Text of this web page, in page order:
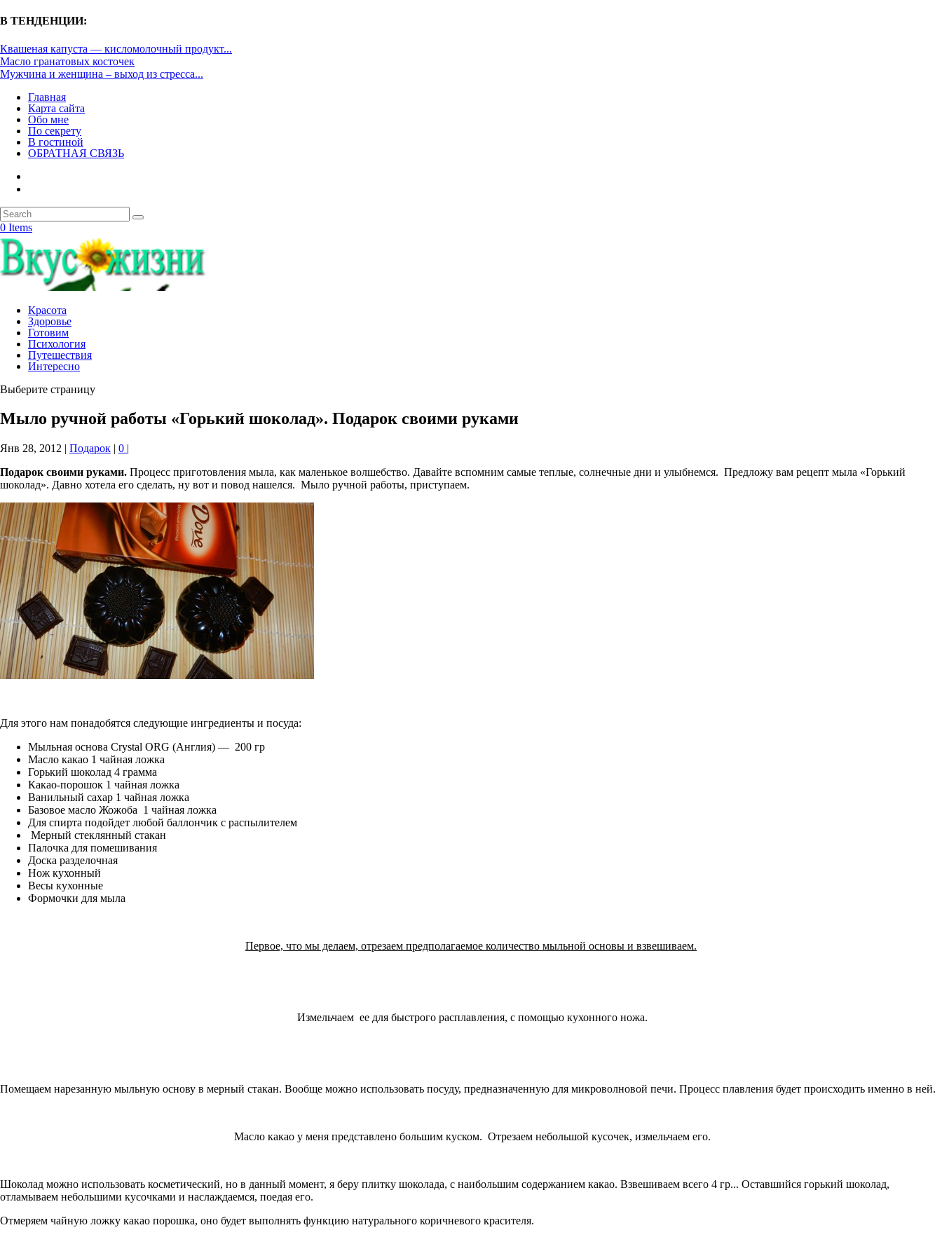
В ТЕНДЕНЦИИ:
Квашеная капуста — кисломолочный продукт...
Масло гранатовых косточек
Мужчина и женщина – выход из стресса...
Главная
Карта сайта
Обо мне
По секрету
В гостиной
ОБРАТНАЯ СВЯЗЬ
0 Items
Красота
Здоровье
Готовим
Психология
Путешествия
Интересно
Выберите страницу
Мыло ручной работы «Горький шоколад». Подарок своими руками
Янв 28, 2012 | Подарок | 0 |
Подарок своими руками. Процесс приготовления мыла, как маленькое волшебство. Давайте вспомним самые теплые, солнечные дни и улыбнемся. Предложу вам рецепт мыла «Горький
шоколад». Давно хотела его сделать, ну вот и повод нашелся. Мыло ручной работы, приступаем.
Для этого нам понадобятся следующие ингредиенты и посуда:
Мыльная основа Crystal ORG (Англия) — 200 гр
Масло какао 1 чайная ложка
Горький шоколад 4 грамма
Какао-порошок 1 чайная ложка
Ванильный сахар 1 чайная ложка
Базовое масло Жожоба 1 чайная ложка
Для спирта подойдет любой баллончик с распылителем
Мерный стеклянный стакан
Палочка для помешивания
Доска разделочная
Нож кухонный
Весы кухонные
Формочки для мыла
Первое, что мы делаем, отрезаем предполагаемое количество мыльной основы и взвешиваем.
Измельчаем ее для быстрого расплавления, с помощью кухонного ножа.
Помещаем нарезанную мыльную основу в мерный стакан. Вообще можно использовать посуду, предназначенную для микроволновой печи. Процесс плавления будет происходить именно в ней.
Масло какао у меня представлено большим куском. Отрезаем небольшой кусочек, измельчаем его.
Шоколад можно использовать косметический, но в данный момент, я беру плитку шоколада, с наибольшим содержанием какао. Взвешиваем всего 4 гр... Оставшийся горький шоколад,
отламываем небольшими кусочками и наслаждаемся, поедая его.
Отмеряем чайную ложку какао порошка, оно будет выполнять функцию натурального коричневого красителя.